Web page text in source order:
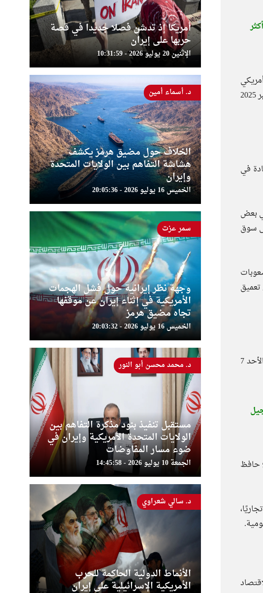
أمريكي
يضاهي نحو مليون ونصف المليون ريال إيراني، ما أدى إلى اندلاع احتجاجات البازار التي بدأت في صباح الأحد 28 ديسمبر 2025
الحادة في
بعض
سوق
تعميق
وفقًا للصور والتقارير المنشورة في وسائل الإعلام المحلية، حتى يوم الخميس 7 يناير 2026م، بدأت الاحتجاجات يوم الأحد 7
حافظ
أمريكا إذ تدشن فصلا جديدا في قصة
حربها على إيران
الإثنين 20 يوليو 2026 - 10:31:59
الخلاف حول مضيق هرمز يكشف
هشاشة التفاهم بين الولايات المتحدة
وإيران
الخميس 16 يوليو 2026 - 20:05:36
د. أسماء أمين
وجهة نظر إيرانية حول فشل الهجمات
الأمريكية في إثناء إيران عن موقفها
تجاه مضيق هرمز
الخميس 16 يوليو 2026 - 20:03:32
سمر عزت
مستقبل تنفيذ بنود مذكرة التفاهم بين
الولايات المتحدة الأمريكية وإيران في
ضوء مسار المفاوضات
الجمعة 10 يوليو 2026 - 14:45:58
د. محمد محسن أبو النور
الأنماط الدولية الحاكمة للحرب
الأمريكية الإسرائيلية على إيران
د. سالي شعراوي